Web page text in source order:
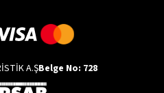
A.ŞBelge No: 728